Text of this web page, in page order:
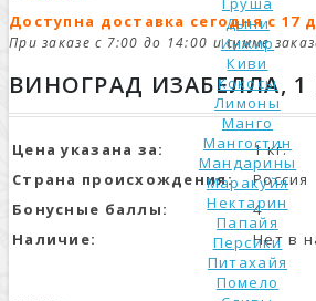
Дыни
Инжир
Киви
Кокосы
Лимоны
Манго
Мангостин
Мандарины
Маракуйя
Нектарин
Папайя
Персики
Питахайя
Помело
Доступна доставка сегодня с 17
При заказе с 7:00 до 14:00 и сумме
ВИНОГРАД ИЗАБЕЛЛА, 1
Цена указана за:
1 кг.
Страна происхождения:
Россия
Бонусные баллы:
4
Наличие:
Нет в